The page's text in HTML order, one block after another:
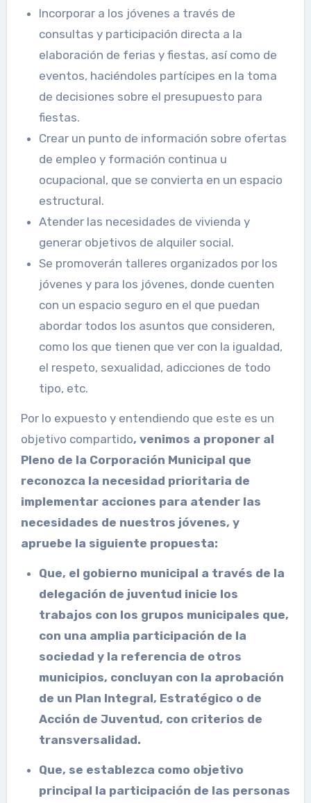
Incorporar a los jóvenes a través de
consultas y participación directa a la
elaboración de ferias y fiestas, así como de
eventos, haciéndoles partícipes en la toma
de decisiones sobre el presupuesto para
fiestas.
Crear un punto de información sobre ofertas
de empleo y formación continua u
ocupacional, que se convierta en un espacio
estructural.
Atender las necesidades de vivienda y
generar objetivos de alquiler social.
Se promoverán talleres organizados por los
jóvenes y para los jóvenes, donde cuenten
con un espacio seguro en el que puedan
abordar todos los asuntos que consideren,
como los que tienen que ver con la igualdad,
el respeto, sexualidad, adicciones de todo
tipo, etc.
Por lo expuesto y entendiendo que este es un
objetivo compartido, venimos a proponer al
Pleno de la Corporación Municipal que
reconozca la necesidad prioritaria de
implementar acciones para atender las
necesidades de nuestros jóvenes, y
apruebe la siguiente propuesta:
Que, el gobierno municipal a través de la
delegación de juventud inicie los
trabajos con los grupos municipales que,
con una amplia participación de la
sociedad y la referencia de otros
municipios, concluyan con la aprobación
de un Plan Integral, Estratégico o de
Acción de Juventud, con criterios de
transversalidad.
Que, se establezca como objetivo
principal la participación de las personas